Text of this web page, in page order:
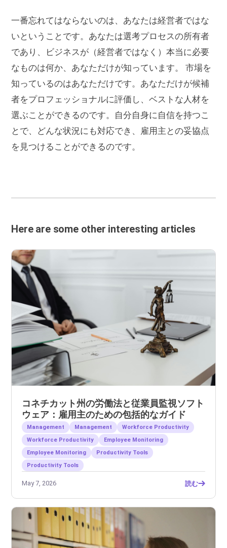
一番忘れてはならないのは、あなたは経営者ではな
いということです。あなたは選考プロセスの所有者
であり、ビジネスが（経営者ではなく）本当に必要
なものは何か、あなただけが知っています。 市場を
知っているのはあなただけです。あなただけが候補
者をプロフェッショナルに評価し、ベストな人材を
選ぶことができるのです。自分自身に自信を持つこ
とで、どんな状況にも対応でき、雇用主との妥協点
を見つけることができるのです。
Here are some other interesting articles
コネチカット州の労働法と従業員監視ソフト
ウェア：雇用主のための包括的なガイド
Management Management
Workforce Productivity
Workforce Productivity
Employee Monitoring
Employee Monitoring
Productivity Tools
Productivity Tools
May 7, 2026 読む